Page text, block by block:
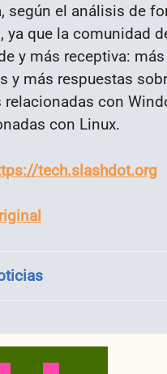
según el análisis de
ya que la comunidad
y más receptiva:
y más respuestas
relacionadas con
con Linux.
tech.slashdot.org